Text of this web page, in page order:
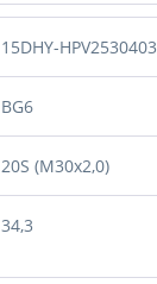
15DHY-HPV2530403
BG6
20S (M30x2,0)
34,3